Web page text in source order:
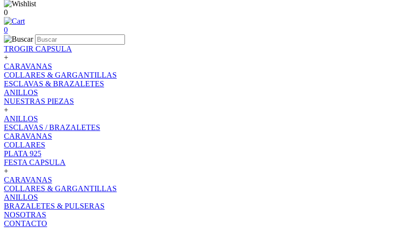
0
0
TROGIR CAPSULA
+
CARAVANAS
COLLARES & GARGANTILLAS
ESCLAVAS & BRAZALETES
ANILLOS
NUESTRAS PIEZAS
+
ANILLOS
ESCLAVAS / BRAZALETES
CARAVANAS
COLLARES
PLATA 925
FESTA CAPSULA
+
CARAVANAS
COLLARES & GARGANTILLAS
ANILLOS
BRAZALETES & PULSERAS
NOSOTRAS
CONTACTO